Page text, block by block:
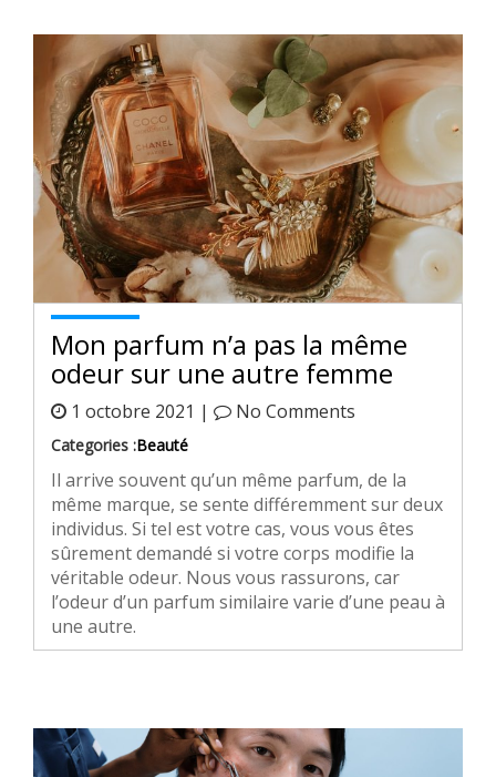
Mon parfum n’a pas la même
odeur sur une autre femme
1 octobre 2021 | No Comments
Categories :Beauté
Il arrive souvent qu’un même parfum, de la
même marque, se sente différemment sur deux
individus. Si tel est votre cas, vous vous êtes
sûrement demandé si votre corps modifie la
véritable odeur. Nous vous rassurons, car
l’odeur d’un parfum similaire varie d’une peau à
une autre.